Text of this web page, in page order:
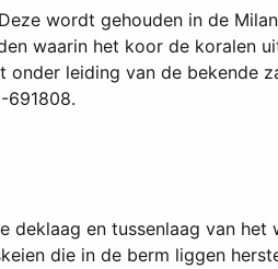
wordt gehouden in de
waarin het koor de koralen
leiding van de bekende
691808.
deklaag en tussenlaag van het
die in de berm liggen